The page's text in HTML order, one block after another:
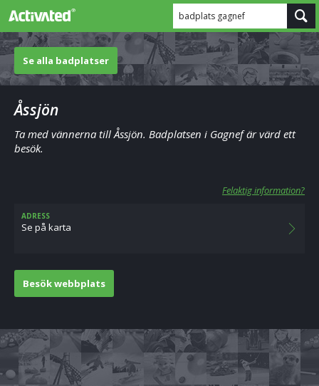
badplats gagnef
Se alla badplatser
Åssjön
Ta med vännerna till Åssjön. Badplatsen i Gagnef är värd ett
besök.
Felaktig information?
ADRESS
Se på karta
Besök webbplats